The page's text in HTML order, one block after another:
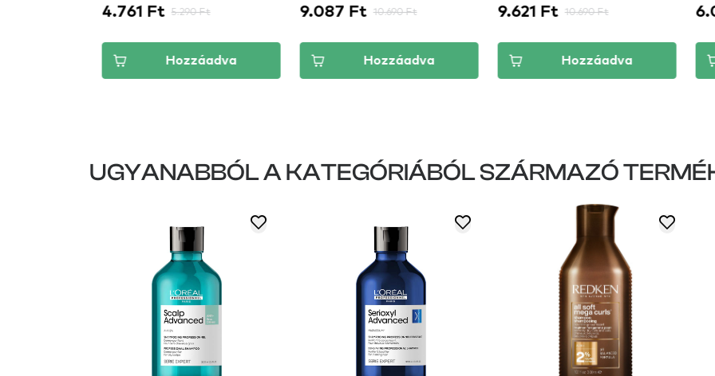
4.761 Ft 5.290 Ft
Hozzáadva
9.087 Ft 10.690 Ft
Hozzáadva
9.621 Ft 10.690 Ft
Hozzáadva
UGYANABBÓL A KATEGÓRIÁBÓL SZÁRMAZÓ